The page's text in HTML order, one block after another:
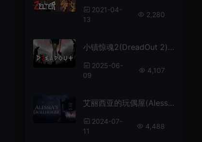
2021-04-
13
2,280
小镇惊魂2(DreadOut 2)第三人称恐怖冒险游戏|下载
2025-06-
09
4,107
艾丽西亚的玩偶屋(Alessia’s Dollhouse)简中|PC|AVG|第一人称心理恐怖游戏
2024-07-
11
4,488